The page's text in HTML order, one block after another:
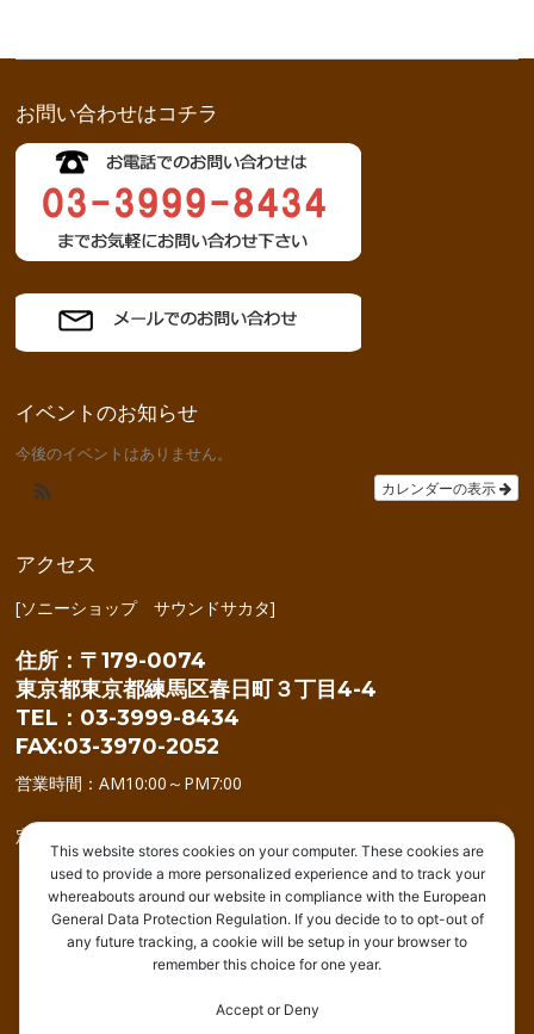
お問い合わせはコチラ
イベントのお知らせ
今後のイベントはありません。
カレンダーの表示
アクセス
[ソニーショップ サウンドサカタ]
住所：〒179-0074
東京都東京都練馬区春日町３丁目4-4
TEL：03-3999-8434
FAX:03-3970-2052
営業時間：AM10:00～PM7:00
定休日：年中無休(年始を除く)
商品情報 住宅リフォーム
アウトレット
This website stores cookies on your computer. These cookies are
used to provide a more personalized experience and to track your
whereabouts around our website in compliance with the European
General Data Protection Regulation. If you decide to to opt-out of
any future tracking, a cookie will be setup in your browser to
remember this choice for one year.
Accept or Deny